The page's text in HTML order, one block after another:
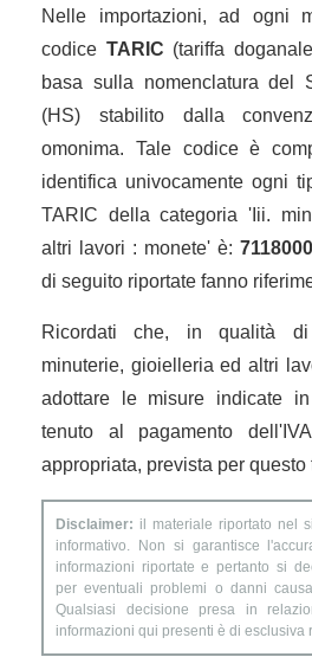
Nelle importazioni, ad ogni
codice TARIC (tariffa
basa sulla nomenclatura del
(HS) stabilito dalla
omonima. Tale codice è
identifica univocamente ogni
TARIC della categoria 'Iii.
altri lavori : monete' è:
di seguito riportate fanno
Ricordati che, in qualità
minuterie, gioielleria ed altri
adottare le misure indicate
tenuto al pagamento
appropriata, prevista per questo
Disclaimer: il materiale riportato nel
informativo. Non si garantisce
informazioni riportate e pertanto si
per eventuali problemi o danni
Qualsiasi decisione presa in
informazioni qui presenti è di esclusiva